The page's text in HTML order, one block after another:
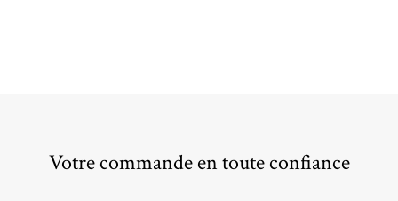
Votre commande en toute confiance